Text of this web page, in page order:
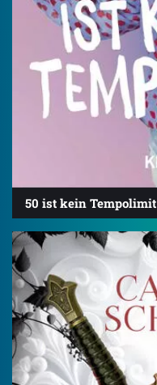
50 ist kein Tempolimit